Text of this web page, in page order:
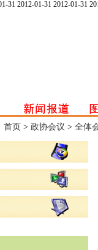
31 2012-01-31 2012-01-31
首页 > 政协会议 > 全体